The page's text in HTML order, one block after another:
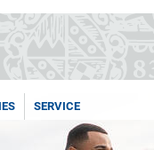
SERVICE